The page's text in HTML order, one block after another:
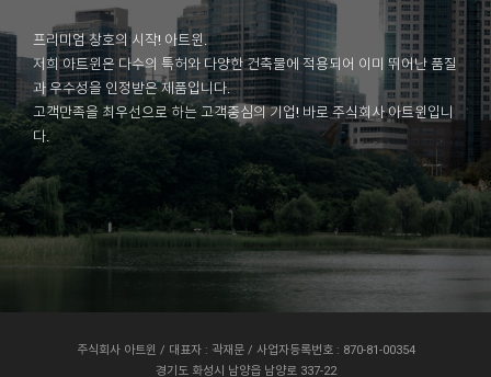
프리미엄 창호의 시작! 아트윈.
저희 아트윈은 다수의 특허와 다양한 건축물에 적용되어 이미 뛰어난 품질
과 우수성을 인정받은 제품입니다.
고객만족을 최우선으로 하는 고객중심의 기업! 바로 주식회사 아트윈입니
다.
주식회사 아트윈 / 대표자 : 곽재문 / 사업자등록번호 : 870-81-00354
경기도 화성시 남양읍 남양로 337-22